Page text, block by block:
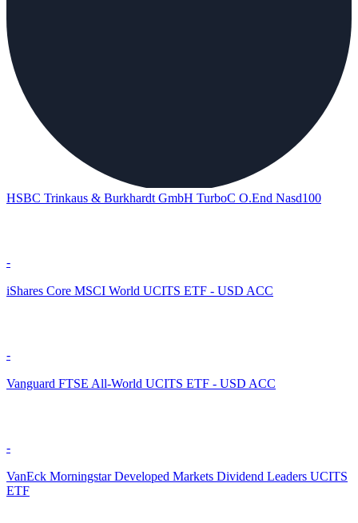
HSBC Trinkaus & Burkhardt GmbH TurboC O.End Nasd100
-
iShares Core MSCI World UCITS ETF - USD ACC
-
Vanguard FTSE All-World UCITS ETF - USD ACC
-
VanEck Morningstar Developed Markets Dividend Leaders UCITS
ETF